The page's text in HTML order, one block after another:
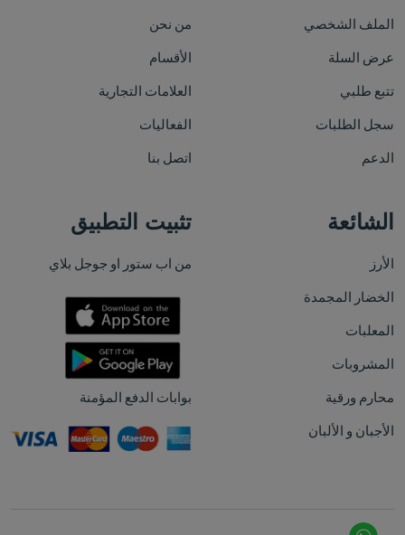
الملف الشخصي
عرض السلة
تتبع طلبي
سجل الطلبات
الدعم
من نحن
الأقسام
العلامات التجارية
الفعاليات
اتصل بنا
الشائعة
الأرز
الخضار المجمدة
المعلبات
المشروبات
محارم ورقية
الأجبان و الألبان
تثبيت التطبيق
من اب ستور او جوجل بلاي
بوابات الدفع المؤمنة